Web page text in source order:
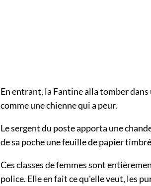
En entrant, la Fantine alla tomber
comme une chienne qui a peur.
Le sergent du poste apporta une
de sa poche une feuille de papier
Ces classes de femmes sont
police. Elle en fait ce qu'elle veut, les